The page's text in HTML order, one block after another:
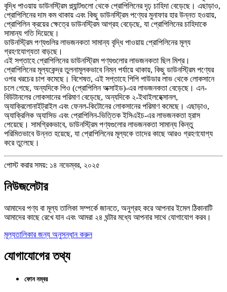
বৃদ্ধি পাওয়ায় ডাউনস্ট্রিম প্ল্যান্টগুলো থেকে প্রোপিলিনের দৃঢ় চাহিদা বেড়েছে। এছাড়াও,
প্রোপিলিনের দাম কম থাকায় এবং কিছু ডাউনস্ট্রিম পণ্যের মুনাফার হার উন্নত হওয়ায়,
প্রোপিলিন ক্রয়ের ক্ষেত্রে ডাউনস্ট্রিম আগ্রহ বেড়েছে, যা প্রোপিলিনের চাহিদাকে
সামান্য গতি দিয়েছে।
ডাউনস্ট্রিম পণ্যগুলির লাভজনকতা সামান্য বৃদ্ধি পাওয়ায় প্রোপিলিনের মূল্য
গ্রহণযোগ্যতা বাড়ছে।
এই সপ্তাহে প্রোপিলিনের ডাউনস্ট্রিম পণ্যগুলোর লাভজনকতা ছিল মিশ্র।
প্রোপিলিনের মূল্যকেন্দ্র তুলনামূলকভাবে নিম্ন পর্যায়ে থাকায়, কিছু ডাউনস্ট্রিম পণ্যের
ওপর খরচের চাপ কমেছে। বিশেষত, এই সপ্তাহে পিপি পাউডার লাভ থেকে লোকসানে
চলে গেছে, অন্যদিকে পিও (প্রোপিলিন অক্সাইড)-এর লাভজনকতা বেড়েছে। এন-
বিউটানলের লোকসানের পরিমাণ বেড়েছে, অন্যদিকে ২-ইথাইলহেক্সানল,
অ্যাক্রিলোনাইট্রাইল এবং ফেনল-কিটোনের লোকসানের পরিমাণ কমেছে। এছাড়াও,
অ্যাক্রিলিক অ্যাসিড এবং প্রোপিলিন-ভিত্তিক ইসিএইচ-এর লাভজনকতা হ্রাস
পেয়েছে। সামগ্রিকভাবে, ডাউনস্ট্রিম পণ্যগুলোর লাভজনকতা সামান্য কিন্তু
পরিমিতভাবে উন্নত হয়েছে, যা প্রোপিলিনের মূল্যকে তাদের কাছে আরও গ্রহণযোগ্য
করে তুলেছে।
পোস্ট করার সময়: ১৪ নভেম্বর, ২০২৫
নিউজলেটার
আমাদের পণ্য বা মূল্য তালিকা সম্পর্কে জানতে, অনুগ্রহ করে আপনার ইমেল ঠিকানাটি
আমাদের কাছে রেখে যান এবং আমরা ২৪ ঘন্টার মধ্যে আপনার সাথে যোগাযোগ করব।
মূল্যতালিকার জন্য অনুসন্ধান করুন
যোগাযোগের তথ্য
ফোন নম্বর